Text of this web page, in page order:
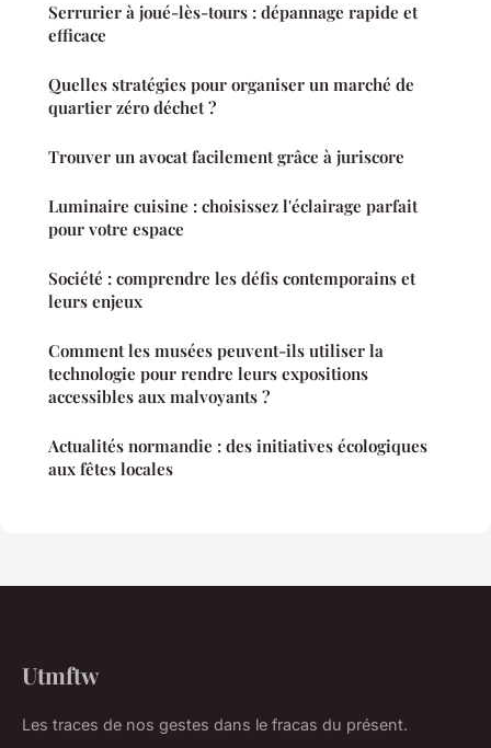
Serrurier à joué-lès-tours : dépannage rapide et
efficace
Quelles stratégies pour organiser un marché de
quartier zéro déchet ?
Trouver un avocat facilement grâce à juriscore
Luminaire cuisine : choisissez l'éclairage parfait
pour votre espace
Société : comprendre les défis contemporains et
leurs enjeux
Comment les musées peuvent-ils utiliser la
technologie pour rendre leurs expositions
accessibles aux malvoyants ?
Actualités normandie : des initiatives écologiques
aux fêtes locales
Utmftw
Les traces de nos gestes dans le fracas du présent.